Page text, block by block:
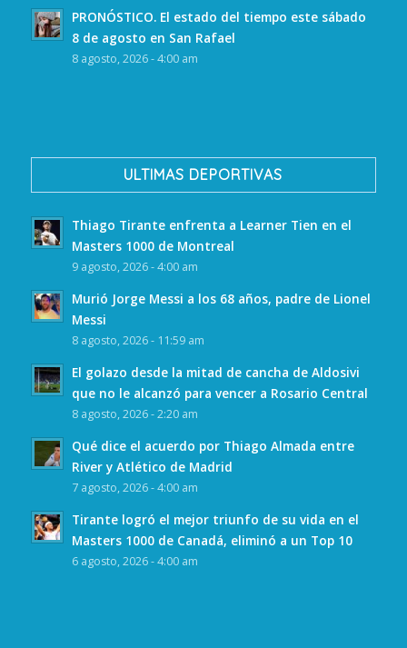
PRONÓSTICO. El estado del tiempo este sábado
8 de agosto en San Rafael
8 agosto, 2026 - 4:00 am
ULTIMAS DEPORTIVAS
Thiago Tirante enfrenta a Learner Tien en el
Masters 1000 de Montreal
9 agosto, 2026 - 4:00 am
Murió Jorge Messi a los 68 años, padre de Lionel
Messi
8 agosto, 2026 - 11:59 am
El golazo desde la mitad de cancha de Aldosivi
que no le alcanzó para vencer a Rosario Central
8 agosto, 2026 - 2:20 am
Qué dice el acuerdo por Thiago Almada entre
River y Atlético de Madrid
7 agosto, 2026 - 4:00 am
Tirante logró el mejor triunfo de su vida en el
Masters 1000 de Canadá, eliminó a un Top 10
6 agosto, 2026 - 4:00 am